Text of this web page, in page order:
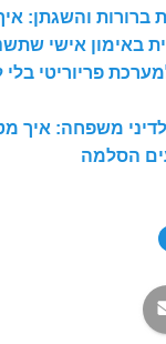
והשגתן:
באימון אישי
פריוריטי
משפחה: איך
הסלמה